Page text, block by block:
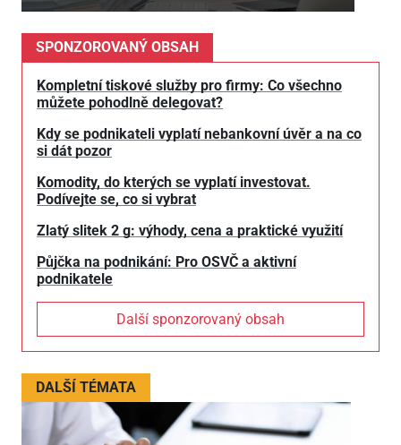
SPONZOROVANÝ OBSAH
Kompletní tiskové služby pro firmy: Co všechno
můžete pohodlně delegovat?
Kdy se podnikateli vyplatí nebankovní úvěr a na co
si dát pozor
Komodity, do kterých se vyplatí investovat.
Podívejte se, co si vybrat
Zlatý slitek 2 g: výhody, cena a praktické využití
Půjčka na podnikání: Pro OSVČ a aktivní
podnikatele
Další sponzorovaný obsah
DALŠÍ TÉMATA